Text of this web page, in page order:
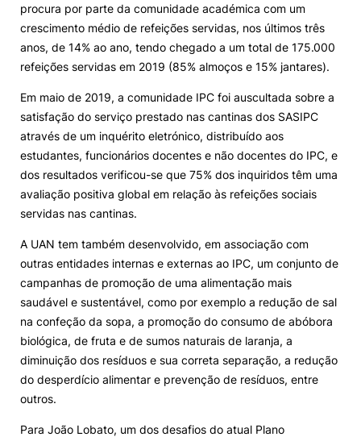
procura por parte da comunidade académica com um
crescimento médio de refeições servidas, nos últimos três
anos, de 14% ao ano, tendo chegado a um total de 175.000
refeições servidas em 2019 (85% almoços e 15% jantares).
Em maio de 2019, a comunidade IPC foi auscultada sobre a
satisfação do serviço prestado nas cantinas dos SASIPC
através de um inquérito eletrónico, distribuído aos
estudantes, funcionários docentes e não docentes do IPC, e
dos resultados verificou-se que 75% dos inquiridos têm uma
avaliação positiva global em relação às refeições sociais
servidas nas cantinas.
A UAN tem também desenvolvido, em associação com
outras entidades internas e externas ao IPC, um conjunto de
campanhas de promoção de uma alimentação mais
saudável e sustentável, como por exemplo a redução de sal
na confeção da sopa, a promoção do consumo de abóbora
biológica, de fruta e de sumos naturais de laranja, a
diminuição dos resíduos e sua correta separação, a redução
do desperdício alimentar e prevenção de resíduos, entre
outros.
Para João Lobato, um dos desafios do atual Plano